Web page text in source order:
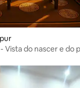
Vista do nascer e do